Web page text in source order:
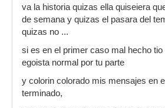
va la historia quizas ella quiseiera
de semana y quizas el pasara del
quizas no ...
si es en el primer caso mal hecho
egoista normal por tu parte
y colorin colorado mis mensajes en
terminado,